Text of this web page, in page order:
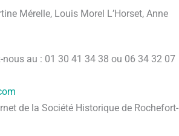
Mérelle, Louis Morel L’Horset, Anne
au : 01 30 41 34 38 ou 06 34 32 07
de la Société Historique de Rochefort-